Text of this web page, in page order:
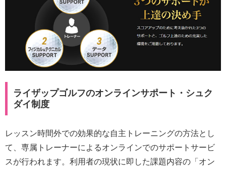
ライザップゴルフのオンラインサポート・シュク
ダイ制度
レッスン時間外での効果的な自主トレーニングの方法とし
て、専属トレーナーによるオンラインでのサポートサービ
スが行われます。利用者の現状に即した課題内容の「オン